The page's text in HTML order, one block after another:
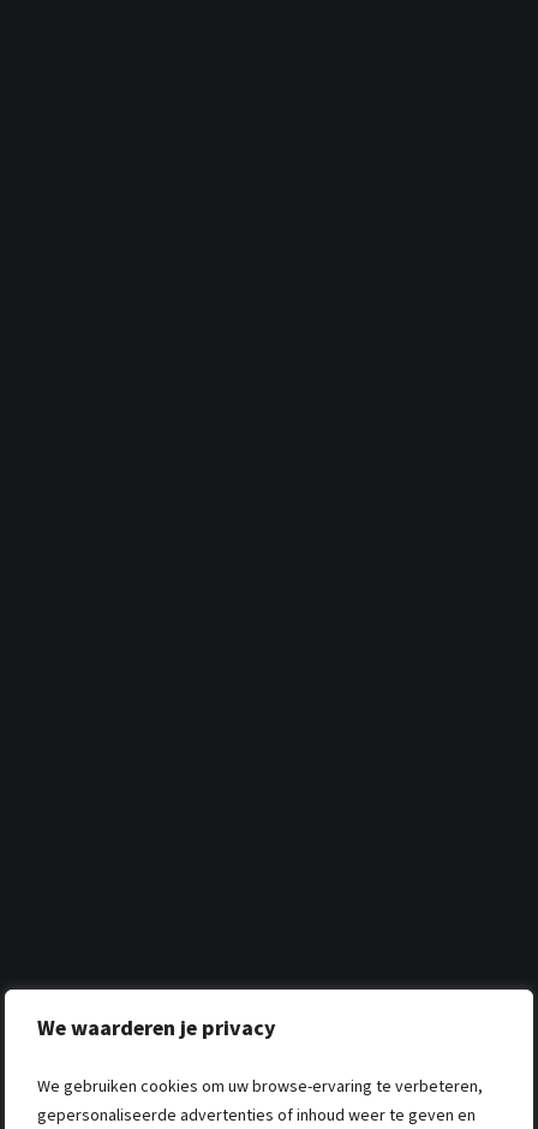
We waarderen je privacy
We gebruiken cookies om uw browse-ervaring te verbeteren,
gepersonaliseerde advertenties of inhoud weer te geven en